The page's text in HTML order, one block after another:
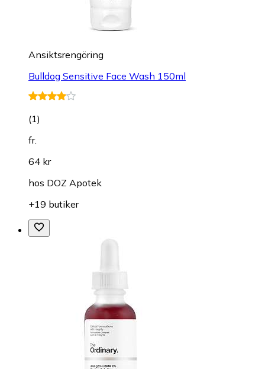
Ansiktsrengöring
Bulldog Sensitive Face Wash 150ml
(1)
fr.
64 kr
hos DOZ Apotek
+19 butiker